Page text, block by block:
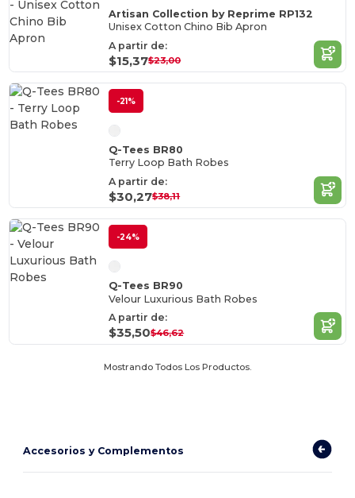
Artisan Collection by Reprime RP132
Unisex Cotton Chino Bib Apron
A partir de:
$15,37$23,00
-21%
Q-Tees BR80
Terry Loop Bath Robes
A partir de:
$30,27$38,11
-24%
Q-Tees BR90
Velour Luxurious Bath Robes
A partir de:
$35,50$46,62
Mostrando Todos Los Productos.
Accesorios y Complementos